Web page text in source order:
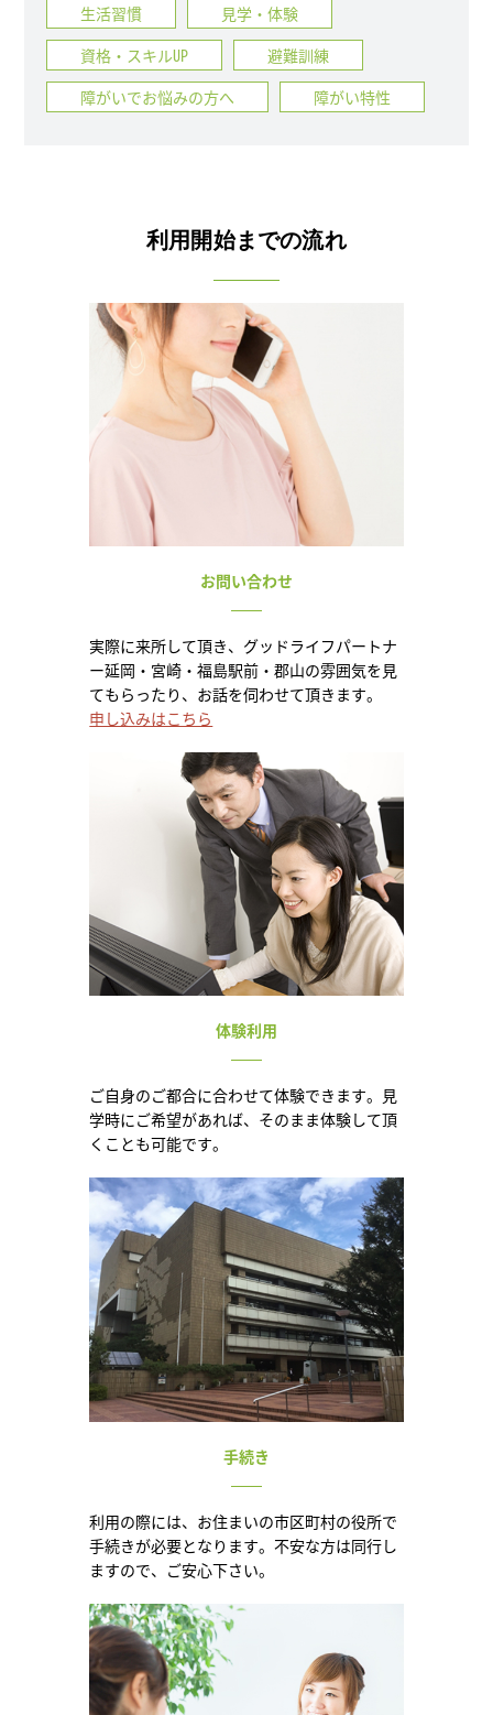
生活習慣
見学・体験
資格・スキルUP
避難訓練
障がいでお悩みの方へ
障がい特性
利用開始までの流れ
お問い合わせ
実際に来所して頂き、グッドライフパートナ
ー延岡・宮崎・福島駅前・郡山の雰囲気を見
てもらったり、お話を伺わせて頂きます。
申し込みはこちら
体験利用
ご自身のご都合に合わせて体験できます。見
学時にご希望があれば、そのまま体験して頂
くことも可能です。
手続き
利用の際には、お住まいの市区町村の役所で
手続きが必要となります。不安な方は同行し
ますので、ご安心下さい。